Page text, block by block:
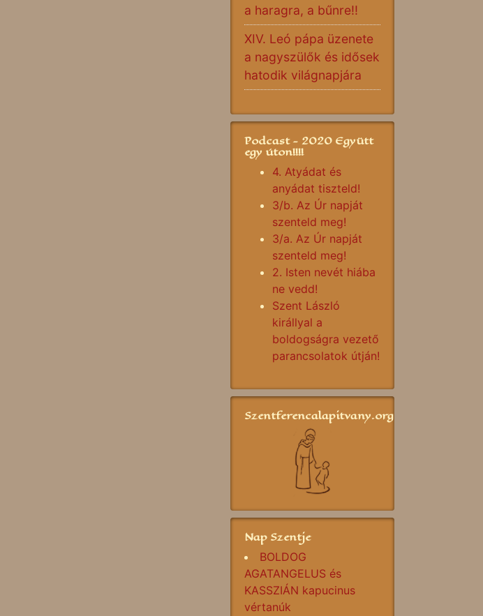
a haragra, a bűnre!!
XIV. Leó pápa üzenete
a nagyszülők és idősek
hatodik világnapjára
Podcast - 2020 Együtt
egy úton!!!!
4. Atyádat és
anyádat tiszteld!
3/b. Az Úr napját
szenteld meg!
3/a. Az Úr napját
szenteld meg!
2. Isten nevét hiába
ne vedd!
Szent László
királlyal a
boldogságra vezető
parancsolatok útján!
Szentferencalapitvany.org
Nap Szentje
BOLDOG
AGATANGELUS és
KASSZIÁN kapucinus
vértanúk